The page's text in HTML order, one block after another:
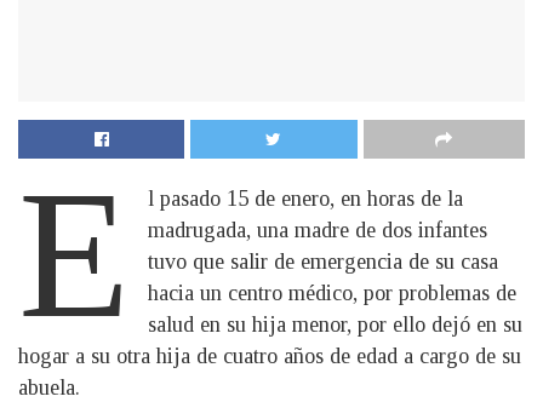
E
l pasado 15 de enero, en horas de la
madrugada, una madre de dos infantes
tuvo que salir de emergencia de su casa
hacia un centro médico, por problemas de
salud en su hija menor, por ello dejó en su
hogar a su otra hija de cuatro años de edad a cargo de su
abuela.